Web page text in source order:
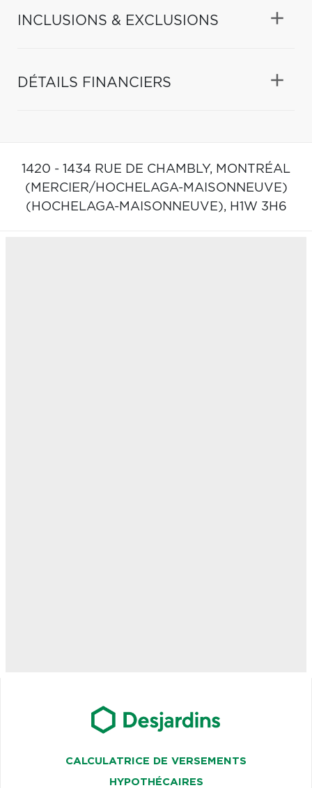
INCLUSIONS & EXCLUSIONS
DÉTAILS FINANCIERS
1420 - 1434 RUE DE CHAMBLY, MONTRÉAL
(MERCIER/HOCHELAGA-MAISONNEUVE)
(HOCHELAGA-MAISONNEUVE), H1W 3H6
CALCULATRICE DE VERSEMENTS
HYPOTHÉCAIRES